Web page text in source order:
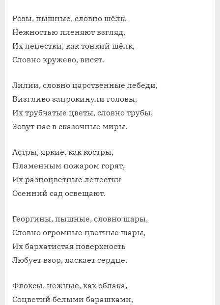
Розы, пышные, словно шёлк,
Нежностью пленяют взгляд,
Их лепестки, как тонкий шёлк,
Словно кружево, висят.
Лилии, словно царственные лебеди,
Визгливо запрокинули головы,
Их трубчатые цветы, словно трубы,
Зовут нас в сказочные миры.
Астры, яркие, как костры,
Пламенным пожаром горят,
Их разноцветные лепестки
Осенний сад освещают.
Георгины, пышные, словно шары,
Словно огромные цветные шары,
Их бархатистая поверхность
Любует взор, ласкает сердце.
Флоксы, нежные, как облака,
Соцветий белыми барашками,